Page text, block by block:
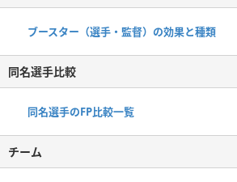
ブースター（選手・監督）の効果と種類
同名選手比較
同名選手のFP比較一覧
チーム